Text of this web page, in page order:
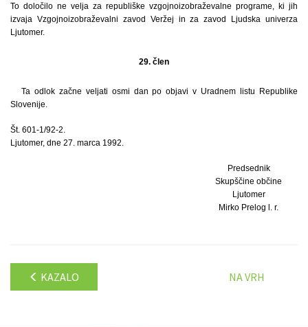
To določilo ne velja za republiške vzgojnoizobraževalne programe, ki jih
izvaja Vzgojnoizobraževalni zavod Veržej in za zavod Ljudska univerza
Ljutomer.
29. člen
Ta odlok začne veljati osmi dan po objavi v Uradnem listu Republike
Slovenije.
Št. 601-1/92-2.
Ljutomer, dne 27. marca 1992.
Predsednik
Skupščine občine
Ljutomer
Mirko Prelog l. r.
KAZALO NA VRH